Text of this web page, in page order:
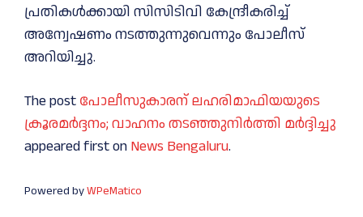
പ്രതികള്‍ക്കായി സിസിടിവി കേന്ദ്രീകരിച്ച്‌
അന്വേഷണം നടത്തുന്നുവെന്നും പോലീസ്
അറിയിച്ചു.
The post പോലീസുകാരന് ലഹരിമാഫിയയുടെ
ക്രൂരമര്‍ദ്ദനം; വാഹനം തടഞ്ഞുനിര്‍ത്തി മര്‍ദ്ദിച്ചു
appeared first on News Bengaluru.
Powered byWPeMatico